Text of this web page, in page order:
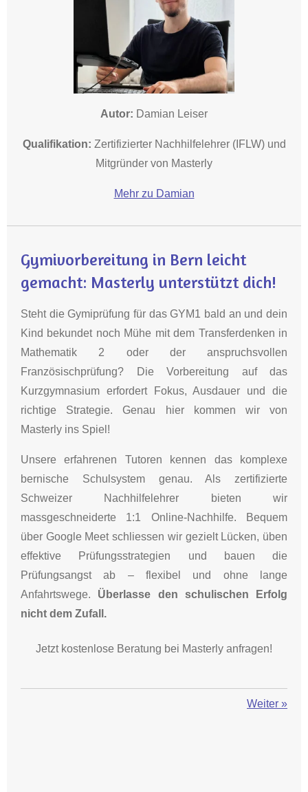
Autor: Damian Leiser
Qualifikation: Zertifizierter Nachhilfelehrer (IFLW) und
Mitgründer von Masterly
Mehr zu Damian
Gymivorbereitung in Bern leicht
gemacht: Masterly unterstützt dich!
Steht die Gymiprüfung für das GYM1 bald an und dein
Kind bekundet noch Mühe mit dem Transferdenken in
Mathematik 2 oder der anspruchsvollen
Französischprüfung? Die Vorbereitung auf das
Kurzgymnasium erfordert Fokus, Ausdauer und die
richtige Strategie. Genau hier kommen wir von
Masterly ins Spiel!
Unsere erfahrenen Tutoren kennen das komplexe
bernische Schulsystem genau. Als zertifizierte
Schweizer Nachhilfelehrer bieten wir
massgeschneiderte 1:1 Online-Nachhilfe. Bequem
über Google Meet schliessen wir gezielt Lücken, üben
effektive Prüfungsstrategien und bauen die
Prüfungsangst ab – flexibel und ohne lange
Anfahrtswege. Überlasse den schulischen Erfolg
nicht dem Zufall.
Jetzt kostenlose Beratung bei Masterly anfragen!
Weiter »